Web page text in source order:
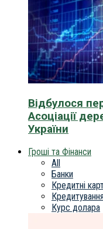
Відбулося
Асоціації
України
Гроші та Фінанси
All
Банки
Кредитні
Кредитування
Курс долара